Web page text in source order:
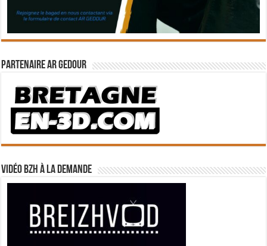
Partenaire Ar Gedour
Vidéo BZH à la demande